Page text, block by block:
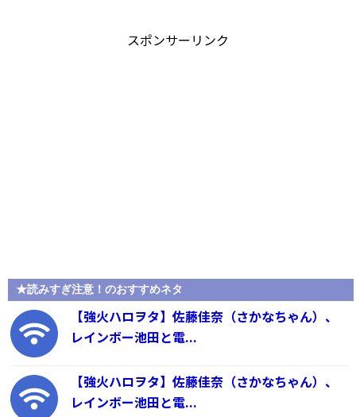
スポンサーリンク
★読みすぎ注意！のおすすめネタ
【強火ハロヲタ】佐藤佳奈（さかなちゃん）、
レインボー池田と電...
【強火ハロヲタ】佐藤佳奈（さかなちゃん）、
レインボー池田と電...